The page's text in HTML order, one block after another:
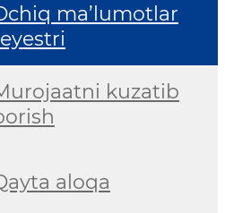
ma’lumotlar
kuzatib
aloqa